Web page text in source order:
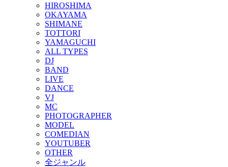
HIROSHIMA
OKAYAMA
SHIMANE
TOTTORI
YAMAGUCHI
ALL TYPES
DJ
BAND
LIVE
DANCE
VJ
MC
PHOTOGRAPHER
MODEL
COMEDIAN
YOUTUBER
OTHER
全ジャンル